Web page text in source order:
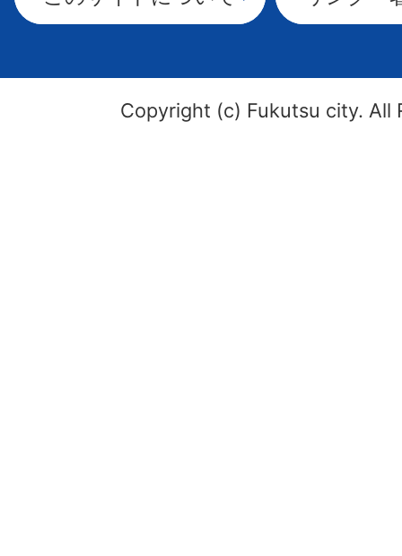
Copyright (c) Fukutsu city. All